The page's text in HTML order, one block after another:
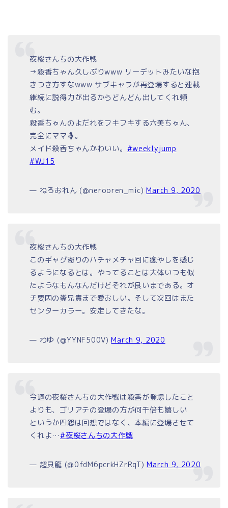
夜桜さんちの大作戦
→殺香ちゃん久しぶりwww リーデットみたいな抱
きつき方すなwww サブキャラが再登場すると連載
継続に説得力が出るからどんどん出してくれ頼
む。
殺香ちゃんのよだれをフキフキする六美ちゃん、
完全にママ🤱。
メイド殺香ちゃんかわいい。 #weeklyjump
#WJ15
— ねろおれん (@nerooren_mic)March 9, 2020
夜桜さんちの大作戦
このギャグ寄りのハチャメチャ回に癒やしを感じ
るようになるとは。やってることは大体いつも似
たようなもんなんだけどそれが良いまである。オ
チ要因の糞兄貴まで愛おしい。そして次回はまた
センターカラー。安定してきたな。
— わゆ (@YYNF500V)March 9, 2020
今週の夜桜さんちの大作戦は殺香が登場したこと
よりも、ゴリアテの登場の方が何千倍も嬉しい
というか四怨は回想ではなく、本編に登場させて
くれよ…#夜桜さんちの大作戦
— 超貝龍 (@0fdM6pcrkHZrRqT)March 9, 2020